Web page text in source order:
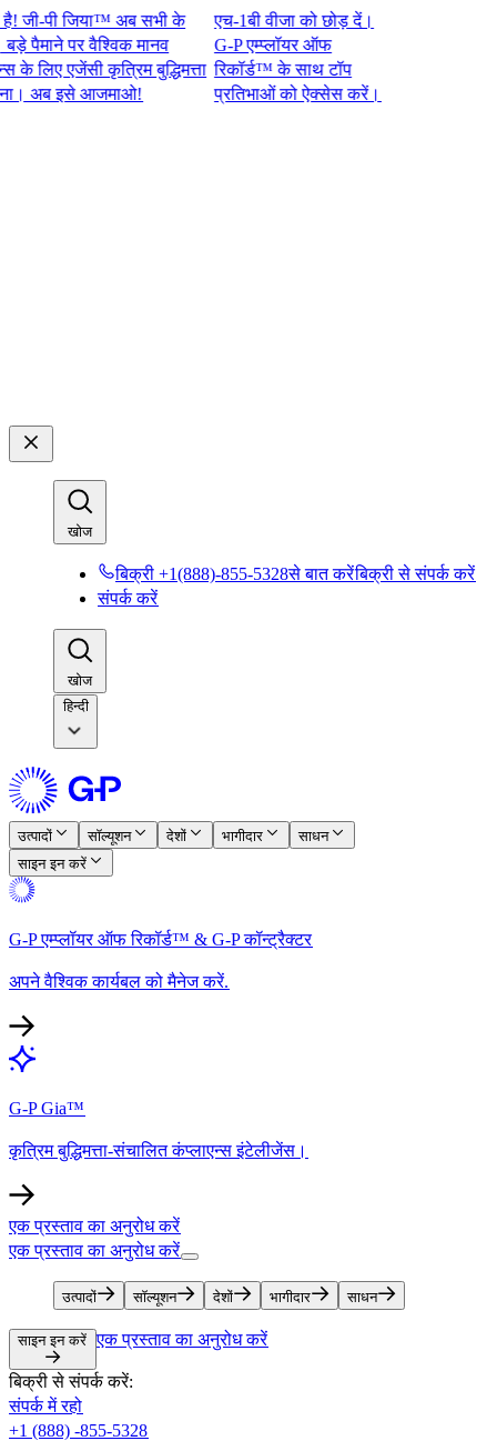
पी जिया™ अब सभी के
पर वैश्विक मानव
एजेंसी कृत्रिम बुद्धिमत्ता
अब इसे आजमाओ!​​
एच-1बी वीजा को छोड़ दें।
G-P एम्प्लॉयर ऑफ
रिकॉर्ड™ के साथ टॉप
प्रतिभाओं को ऐक्सेस करें।​​
खोज​​
बिक्री +1(888)-855-5328से बात करें​​बिक्री से संपर्क करें​​
संपर्क करें​​
खोज​​
हिन्दी
उत्पादों​​ सॉल्यूशन​​ देशों​​ भागीदार​​
साधन​​
साइन इन करें​​
G-P एम्प्लॉयर ऑफ रिकॉर्ड™ & G-P कॉन्ट्रैक्टर​​
अपने वैश्विक कार्यबल को मैनेज करें.​​
G-P Gia™​​
कृत्रिम बुद्धिमत्ता-संचालित कंप्लाएन्स इंटेलीजेंस।​​
एक प्रस्ताव का अनुरोध करें​​
एक प्रस्ताव का अनुरोध करें​​
उत्पादों​​ सॉल्यूशन​​ देशों​​ भागीदार​​ साधन​​
साइन इन करें​​ एक प्रस्ताव का अनुरोध करें​​
बिक्री से संपर्क करें:​​
संपर्क में रहो​​
+1 (888) -855-5328​​